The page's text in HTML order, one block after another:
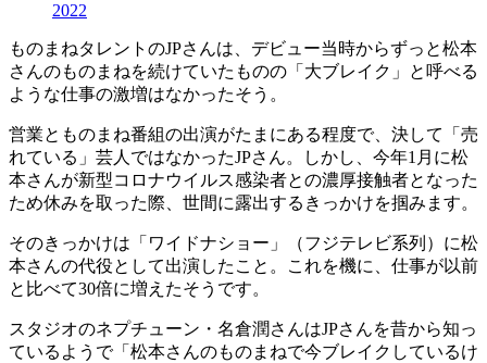
2022
ものまねタレントのJPさんは、デビュー当時からずっと松本
さんのものまねを続けていたものの「大ブレイク」と呼べる
ような仕事の激増はなかったそう。
営業とものまね番組の出演がたまにある程度で、決して「売
れている」芸人ではなかったJPさん。しかし、今年1月に松
本さんが新型コロナウイルス感染者との濃厚接触者となった
ため休みを取った際、世間に露出するきっかけを掴みます。
そのきっかけは「ワイドナショー」（フジテレビ系列）に松
本さんの代役として出演したこと。これを機に、仕事が以前
と比べて30倍に増えたそうです。
スタジオのネプチューン・名倉潤さんはJPさんを昔から知っ
ているようで「松本さんのものまねで今ブレイクしているけ